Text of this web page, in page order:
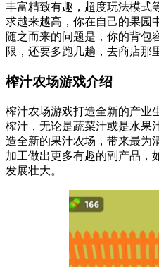
丰富精致有趣，超度玩法模式
求越来越高，你在自己的果园
随之而来的问题是，你的背包
限，还要多跑几趟，去商店那
榨汁农场游戏介绍
榨汁农场游戏打造全新的产业
榨汁，无论是蔬菜汁或是水果
造全新的果汁农场，带来最为
加工做出更多有趣的副产品，
发展壮大。